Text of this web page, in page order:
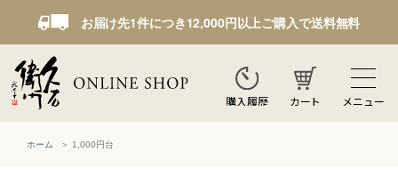
お届け先1件につき12,000円以上ご購入で送料無料
購入履歴 カート メニュー
ホーム 1,000円台